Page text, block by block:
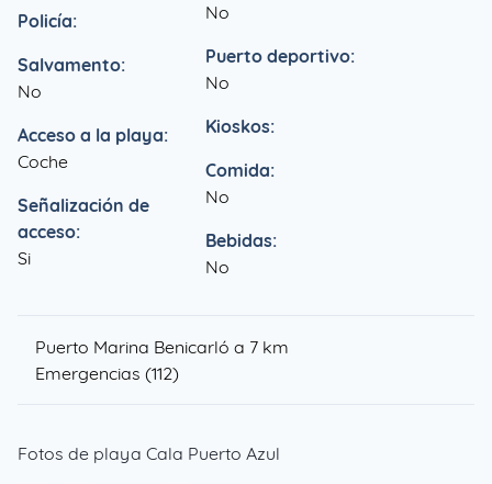
Policía:
Salvamento:
No
Acceso a la playa:
Coche
Señalización de
acceso:
Si
No
Puerto deportivo:
No
Kioskos:
Comida:
No
Bebidas:
No
Puerto Marina Benicarló a 7 km
Emergencias (112)
Fotos de playa Cala Puerto Azul